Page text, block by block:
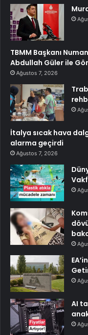
TBMM Başkanı
Abdullah Güler ile
Ağustos 7, 2026
İtalya sıcak hava
alarma geçirdi
Ağustos 7, 2026
AI